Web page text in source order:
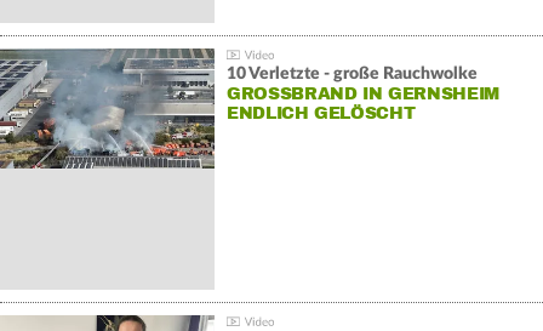
10 Verletzte - große Rauchwolke
GROSSBRAND IN GERNSHEIM E
NDLICH GELÖSCHT